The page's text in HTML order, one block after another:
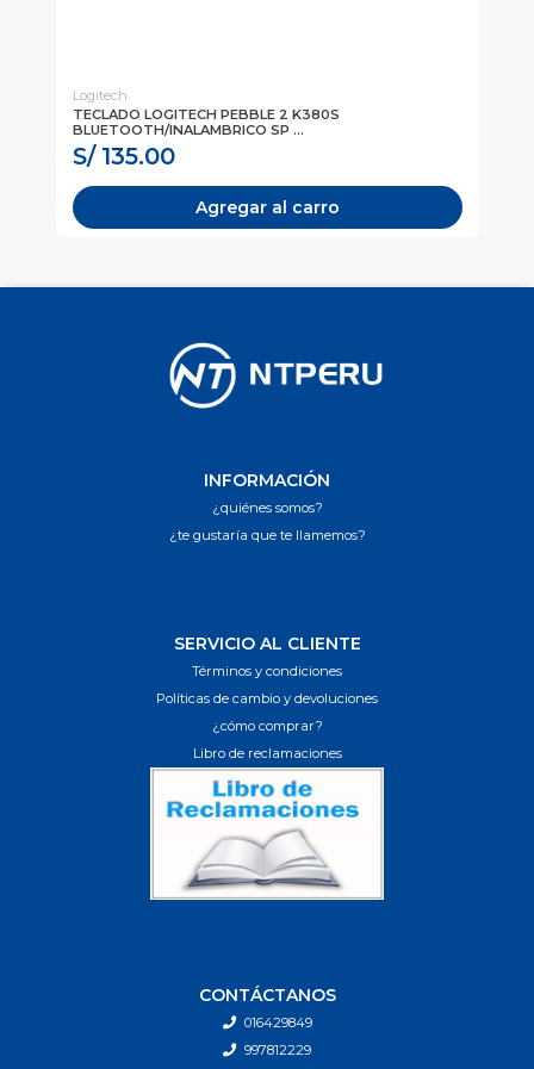
Logitech
TECLADO LOGITECH PEBBLE 2 K380S
BLUETOOTH/INALAMBRICO SP ...
S/ 135.00
Agregar al carro
INFORMACIÓN
¿quiénes somos?
¿te gustaría que te llamemos?
SERVICIO AL CLIENTE
Términos y condiciones
Políticas de cambio y devoluciones
¿cómo comprar?
Libro de reclamaciones
CONTÁCTANOS
016429849
997812229